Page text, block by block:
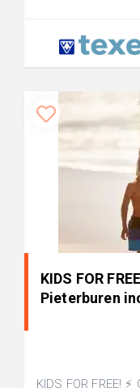
KIDS FOR
Pieterburen
KIDS FOR FREE!